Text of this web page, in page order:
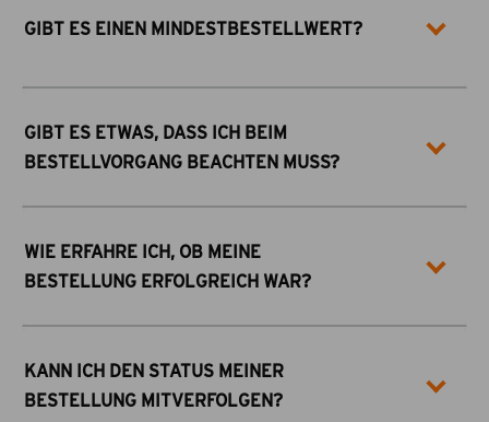
GIBT ES EINEN MINDESTBESTELLWERT?
GIBT ES ETWAS, DASS ICH BEIM
BESTELLVORGANG BEACHTEN MUSS?
WIE ERFAHRE ICH, OB MEINE
BESTELLUNG ERFOLGREICH WAR?
KANN ICH DEN STATUS MEINER
BESTELLUNG MITVERFOLGEN?